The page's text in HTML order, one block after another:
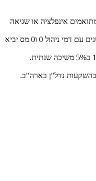
אינפלציה או שגיאה
חישוב פשוט בתשואה של 7% למשך 40 שנים עם דמי ניהול 0 ו0 מס יביא